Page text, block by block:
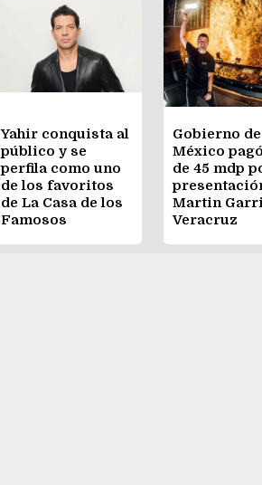
Yahir conquista al
público y se
perfila como uno
de los favoritos
de La Casa de los
Famosos
Gobierno de
México
de 45 mdp
Martin
Veracruz